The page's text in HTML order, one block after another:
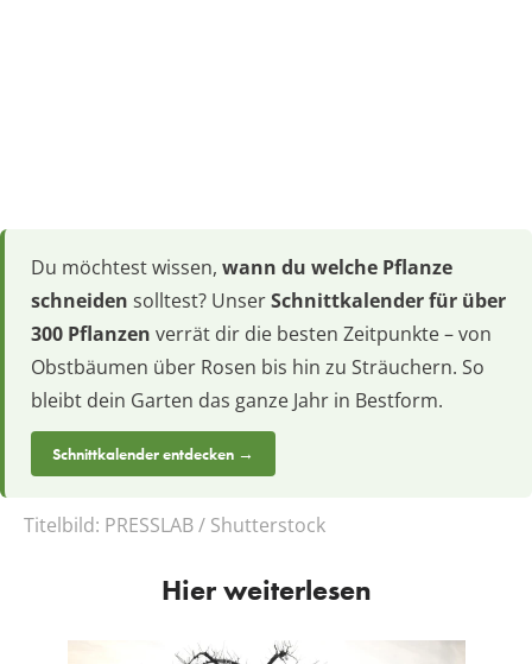
Du möchtest wissen, wann du welche Pflanze
schneiden solltest? UnserSchnittkalender für über
300 Pflanzen verrät dir die besten Zeitpunkte – von
Obstbäumen über Rosen bis hin zu Sträuchern. So
bleibt dein Garten das ganze Jahr in Bestform.
Schnittkalender entdecken →
Titelbild: PRESSLAB / Shutterstock
Hier weiterlesen